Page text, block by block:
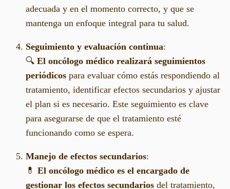
adecuada y en el momento correcto, y que se
mantenga un enfoque integral para tu salud.
Seguimiento y evaluación continua:
🔍 El oncólogo médico realizará seguimientos
periódicos para evaluar cómo estás respondiendo al
tratamiento, identificar efectos secundarios y ajustar
el plan si es necesario. Este seguimiento es clave
para asegurarse de que el tratamiento esté
funcionando como se espera.
Manejo de efectos secundarios:
💊 El oncólogo médico es el encargado de
gestionar los efectos secundarios del tratamiento,